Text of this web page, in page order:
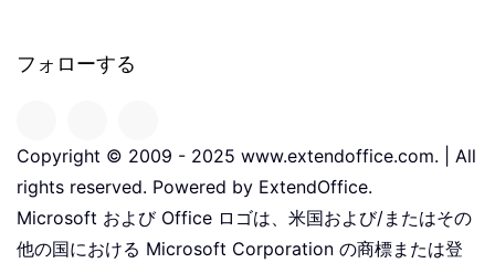
フォローする
Copyright © 2009 - 2025 www.extendoffice.com. | All
rights reserved. Powered by ExtendOffice.
Microsoft および Office ロゴは、米国および/またはその
他の国における Microsoft Corporation の商標または登